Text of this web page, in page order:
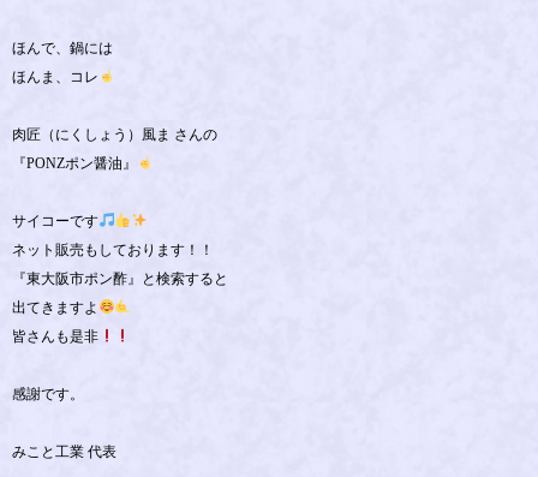
ほんで、鍋には
ほんま、コレ
肉匠（にくしょう）風ま さんの
『PONZポン醤油』
サイコーです
ネット販売もしております！！
『東大阪市ポン酢』と検索すると
出てきますよ
皆さんも是非
感謝です。
みこと工業 代表